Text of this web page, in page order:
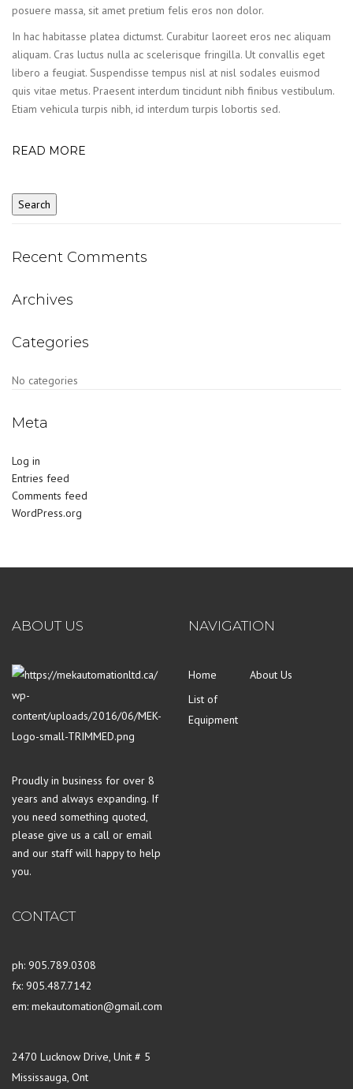
posuere massa, sit amet pretium felis eros non dolor.
In hac habitasse platea dictumst. Curabitur laoreet eros nec aliquam
aliquam. Cras luctus nulla ac scelerisque fringilla. Ut convallis eget
libero a feugiat. Suspendisse tempus nisl at nisl sodales euismod
quis vitae metus. Praesent interdum tincidunt nibh finibus vestibulum.
Etiam vehicula turpis nibh, id interdum turpis lobortis sed.
READ MORE
Recent Comments
Archives
Categories
No categories
Meta
Log in
Entries feed
Comments feed
WordPress.org
ABOUT US
Proudly in business for over 8
years and always expanding. If
you need something quoted,
please give us a call or email
and our staff will happy to help
you.
NAVIGATION
Home
About Us
List of
Equipment
CONTACT
ph: 905.789.0308
fx: 905.487.7142
em: mekautomation@gmail.com
2470 Lucknow Drive, Unit # 5
Mississauga, Ont